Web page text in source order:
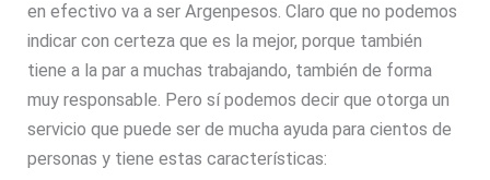
en efectivo va a ser Argenpesos. Claro que no podemos
indicar con certeza que es la mejor, porque también
tiene a la par a muchas trabajando, también de forma
muy responsable. Pero sí podemos decir que otorga un
servicio que puede ser de mucha ayuda para cientos de
personas y tiene estas características: